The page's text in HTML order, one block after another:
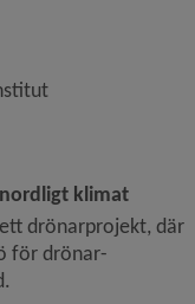
klimat
drönarprojekt, där
för drönar­